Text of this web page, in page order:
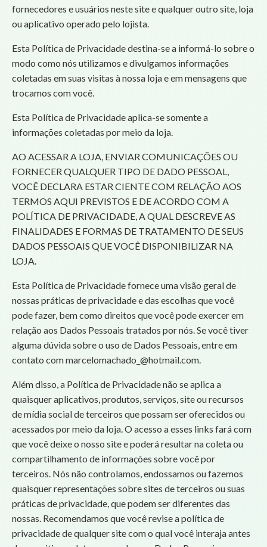
fornecedores e usuários neste site e qualquer outro site, loja
ou aplicativo operado pelo lojista.
Esta Política de Privacidade destina-se a informá-lo sobre o
modo como nós utilizamos e divulgamos informações
coletadas em suas visitas à nossa loja e em mensagens que
trocamos com você.
Esta Política de Privacidade aplica-se somente a
informações coletadas por meio da loja.
AO ACESSAR A LOJA, ENVIAR COMUNICAÇÕES OU
FORNECER QUALQUER TIPO DE DADO PESSOAL,
VOCÊ DECLARA ESTAR CIENTE COM RELAÇÃO AOS
TERMOS AQUI PREVISTOS E DE ACORDO COM A
POLÍTICA DE PRIVACIDADE, A QUAL DESCREVE AS
FINALIDADES E FORMAS DE TRATAMENTO DE SEUS
DADOS PESSOAIS QUE VOCÊ DISPONIBILIZAR NA
LOJA.
Esta Política de Privacidade fornece uma visão geral de
nossas práticas de privacidade e das escolhas que você
pode fazer, bem como direitos que você pode exercer em
relação aos Dados Pessoais tratados por nós. Se você tiver
alguma dúvida sobre o uso de Dados Pessoais, entre em
contato commarcelomachado_@hotmail.com.
Além disso, a Política de Privacidade não se aplica a
quaisquer aplicativos, produtos, serviços, site ou recursos
de mídia social de terceiros que possam ser oferecidos ou
acessados por meio da loja. O acesso a esses links fará com
que você deixe o nosso site e poderá resultar na coleta ou
compartilhamento de informações sobre você por
terceiros. Nós não controlamos, endossamos ou fazemos
quaisquer representações sobre sites de terceiros ou suas
práticas de privacidade, que podem ser diferentes das
nossas. Recomendamos que você revise a política de
privacidade de qualquer site com o qual você interaja antes